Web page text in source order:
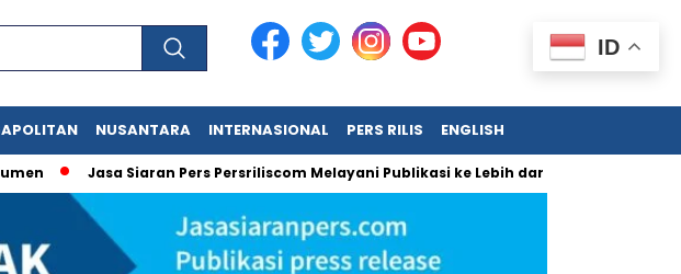
NUSANTARA INTERNASIONAL PERS RILIS ENGLISH
Jasa Siaran Pers Persriliscom Melayani Publikasi ke Lebih dari 150 Media Online
ID